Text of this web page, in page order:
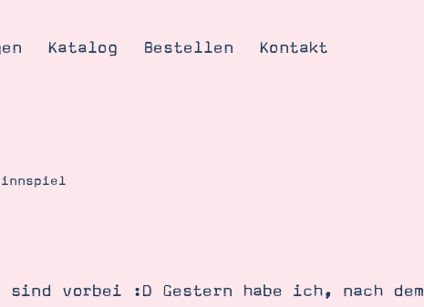
Katalog Bestellen Kontakt
vorbei :D Gestern habe ich, nach dem